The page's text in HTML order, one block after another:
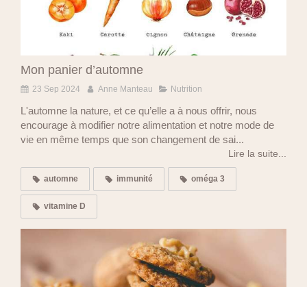
Mon panier d’automne
23 Sep 2024 Anne Manteau Nutrition
L'automne la nature, et ce qu’elle a à nous offrir, nous
encourage à modifier notre alimentation et notre mode de
vie en même temps que son changement de sai...
Lire la suite...
automne immunité oméga 3
vitamine D